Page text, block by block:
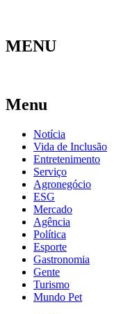
MENU
Menu
Notícia
Vida de Inclusão
Entretenimento
Serviço
Agronegócio
ESG
Mercado
Agência
Política
Esporte
Gastronomia
Gente
Turismo
Mundo Pet